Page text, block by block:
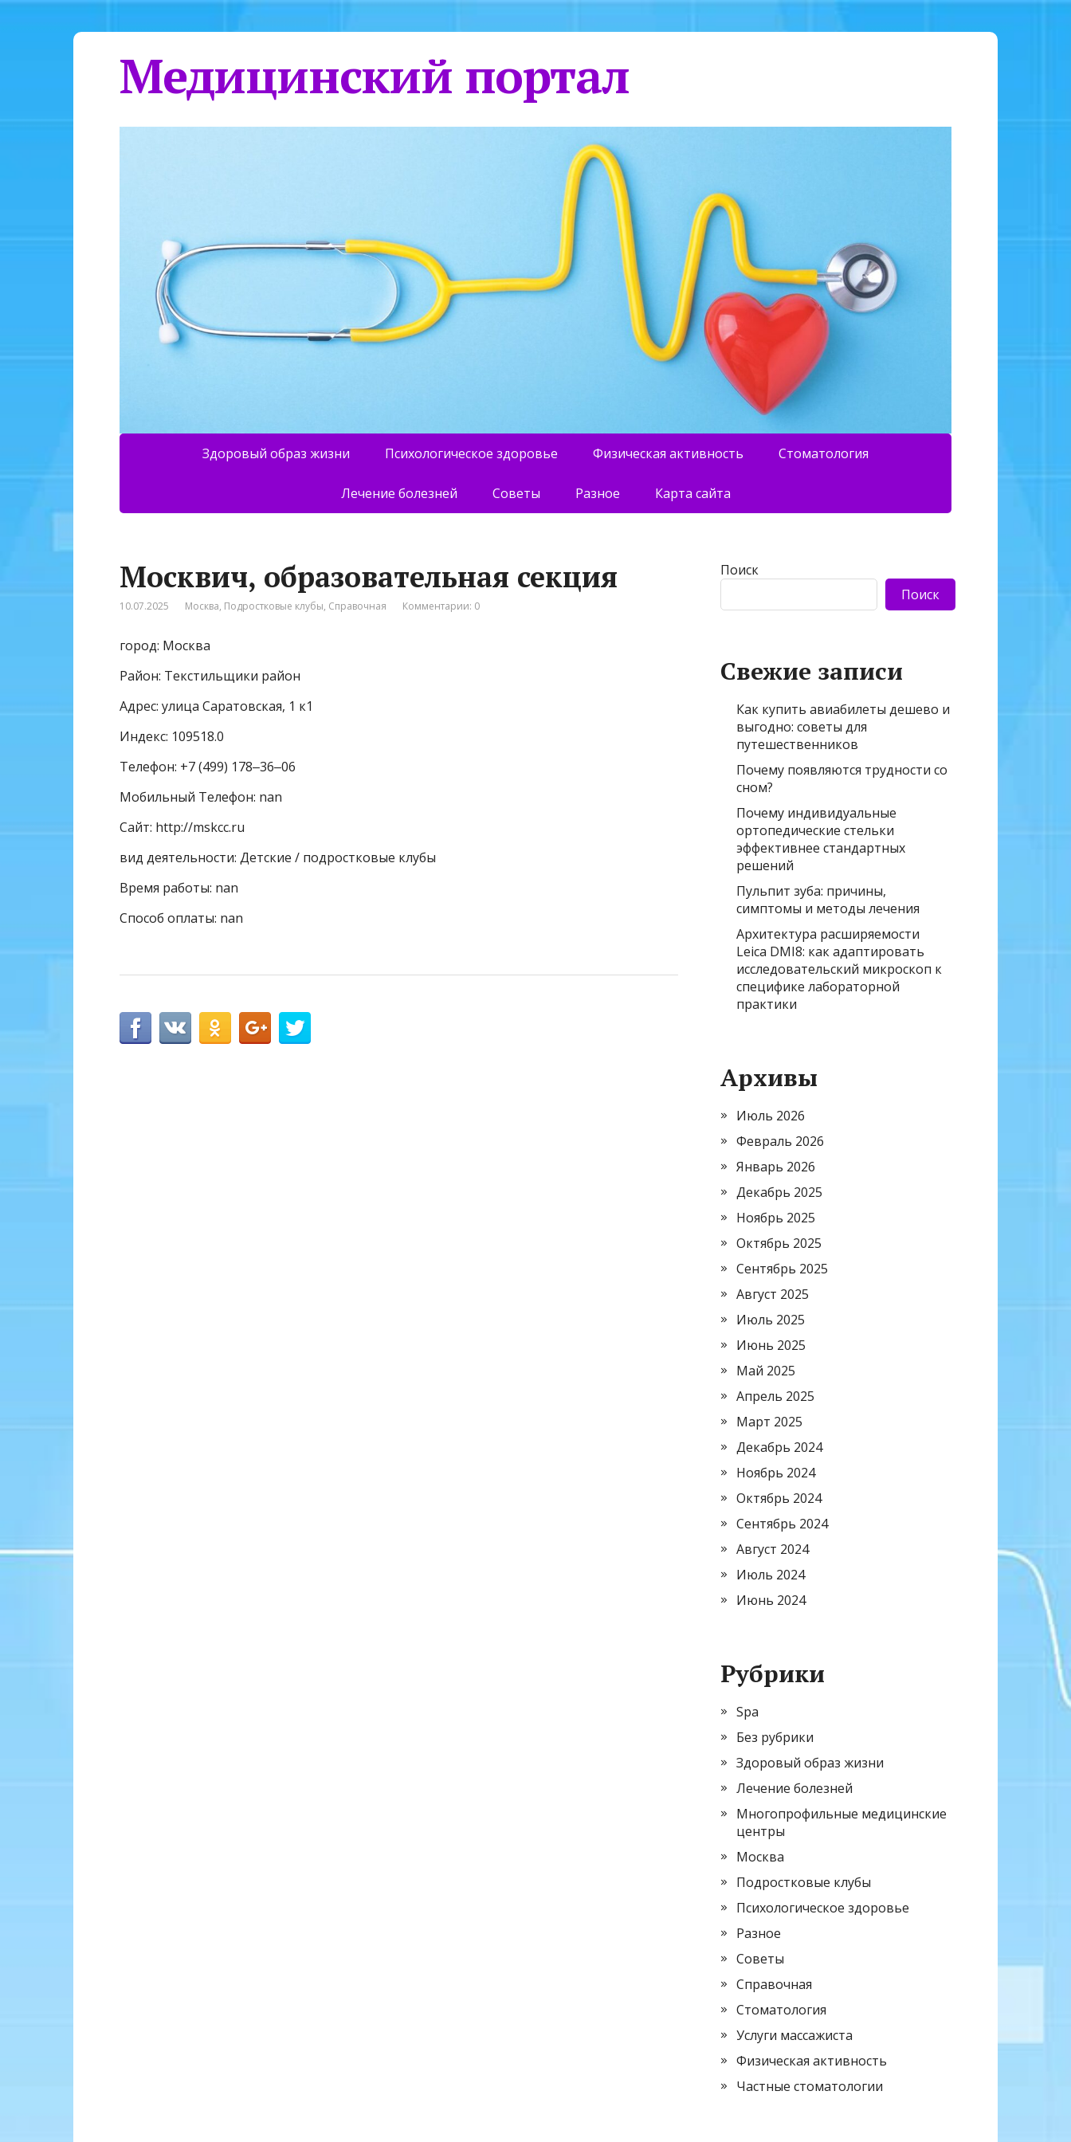
Медицинский портал
Здоровый образ жизни Психологическое здоровье Физическая активность Стоматология
Лечение болезней Советы Разное Карта сайта
Москвич, образовательная секция
10.07.2025 Москва, Подростковые клубы, Справочная Комментарии: 0
город: Москва
Район: Текстильщики район
Адрес: улица Саратовская, 1 к1
Индекс: 109518.0
Телефон: +7 (499) 178‒36‒06
Мобильный Телефон: nan
Сайт: http://mskcc.ru
вид деятельности: Детские / подростковые клубы
Время работы: nan
Способ оплаты: nan
Поиск
Поиск
Свежие записи
Как купить авиабилеты дешево и
выгодно: советы для
путешественников
Почему появляются трудности со
сном?
Почему индивидуальные
ортопедические стельки
эффективнее стандартных
решений
Пульпит зуба: причины,
симптомы и методы лечения
Архитектура расширяемости
Leica DMI8: как адаптировать
исследовательский микроскоп к
специфике лабораторной
практики
Архивы
Июль 2026
Февраль 2026
Январь 2026
Декабрь 2025
Ноябрь 2025
Октябрь 2025
Сентябрь 2025
Август 2025
Июль 2025
Июнь 2025
Май 2025
Апрель 2025
Март 2025
Декабрь 2024
Ноябрь 2024
Октябрь 2024
Сентябрь 2024
Август 2024
Июль 2024
Июнь 2024
Рубрики
Spa
Без рубрики
Здоровый образ жизни
Лечение болезней
Многопрофильные медицинские
центры
Москва
Подростковые клубы
Психологическое здоровье
Разное
Советы
Справочная
Стоматология
Услуги массажиста
Физическая активность
Частные стоматологии